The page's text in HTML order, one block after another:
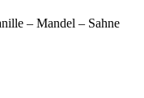
– Mandel – Sahne